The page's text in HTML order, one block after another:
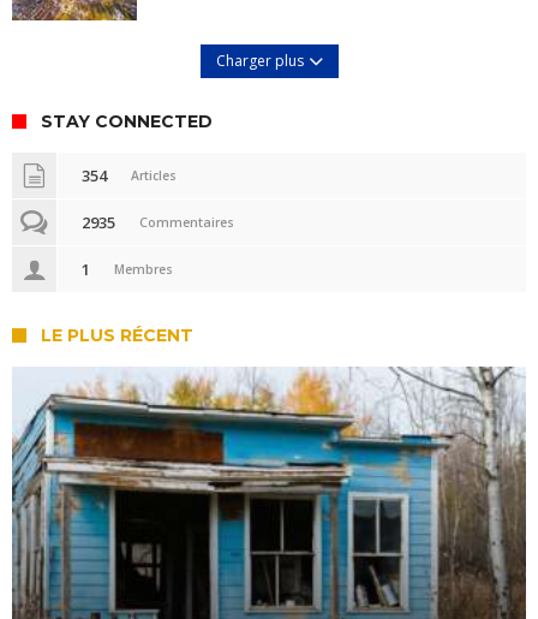
Charger plus
STAY CONNECTED
354 Articles
2935 Commentaires
1 Membres
LE PLUS RÉCENT